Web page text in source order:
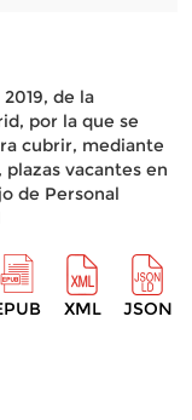
de la
por la que se
cubrir, mediante
vacantes en
de Personal
XML JSON